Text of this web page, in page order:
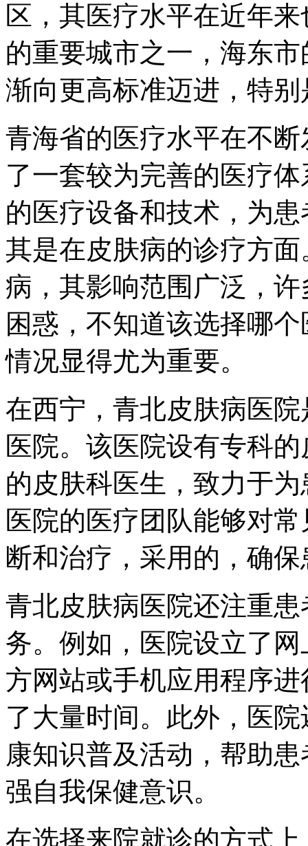
区，其医疗水平在近年
的重要城市之一，海东
渐向更高标准迈进，特
青海省的医疗水平在不
了一套较为完善的医疗
的医疗设备和技术，为
其是在皮肤病的诊疗方
病，其影响范围广泛，
困惑，不知道该选择哪
情况显得尤为重要。
在西宁，青北皮肤病医
医院。该医院设有专科
的皮肤科医生，致力于
医院的医疗团队能够对
断和治疗，采用的，确
青北皮肤病医院还注重
务。例如，医院设立了
方网站或手机应用程序
了大量时间。此外，医
康知识普及活动，帮助
强自我保健意识。
在选择来院就诊的方式